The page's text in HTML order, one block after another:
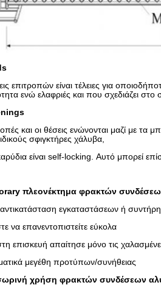
επιτροπών είναι τέλειες για
ενώ ελαφριές και που σχεδιάζει
και οι θέσεις ενώνονται μαζί με
σφιγκτήρες χάλυβα,
είναι self-locking. Αυτό μπορεί
πλεονέκτημα φρακτών
εγκαταστάσεων ή
να επανεντοπιστείτε εύκολα
επισκευή απαίτησε μόνο τις
μεγέθη προτύπων/συνήθειας
χρήση φρακτών συνδέσεων